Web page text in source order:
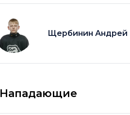
Щербинин Андрей
Нападающие